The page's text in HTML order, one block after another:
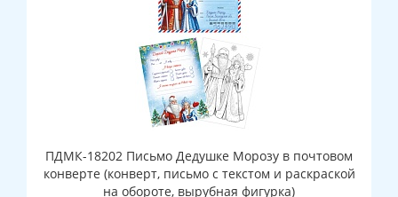
ПДМК-18202 Письмо Дедушке Морозу в почтовом
конверте (конверт, письмо с текстом и раскраской
на обороте, вырубная фигурка)